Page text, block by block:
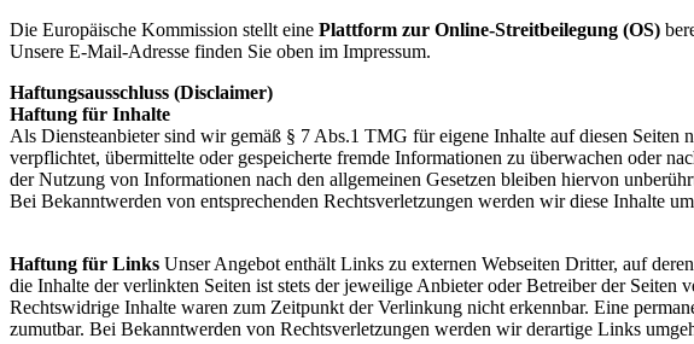
Die Europäische Kommission stellt eine Plattform zur Online-Streitbeilegung (OS)
Unsere E-Mail-Adresse finden Sie oben im Impressum.
Haftungsausschluss (Disclaimer)
Haftung für Inhalte
Als Diensteanbieter sind wir gemäß § 7 Abs.1 TMG für eigene Inhalte auf diesen
verpflichtet, übermittelte oder gespeicherte fremde Informationen zu überwachen oder
der Nutzung von Informationen nach den allgemeinen Gesetzen bleiben hiervon
Bei Bekanntwerden von entsprechenden Rechtsverletzungen werden wir diese Inhalte
Haftung für Links Unser Angebot enthält Links zu externen Webseiten Dritter, auf
die Inhalte der verlinkten Seiten ist stets der jeweilige Anbieter oder Betreiber der
Rechtswidrige Inhalte waren zum Zeitpunkt der Verlinkung nicht erkennbar. Eine
zumutbar. Bei Bekanntwerden von Rechtsverletzungen werden wir derartige Links